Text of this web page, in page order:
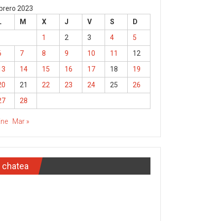
2023
M X J V S
D
1
2 3 4
5
7 8 9 10 11
12
14 15 16 17 18
19
21 22 23 24 25
26
28
Mar »
chatea